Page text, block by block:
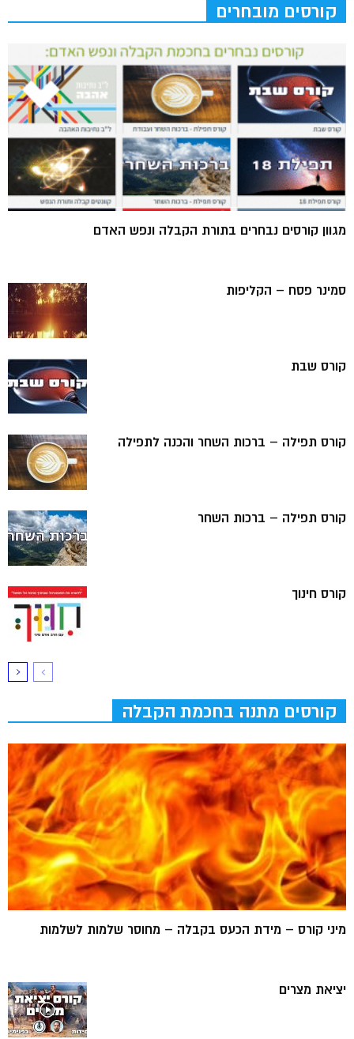
קורסים מובחרים
מגוון קורסים נבחרים בתורת הקבלה ונפש האדם
סמינר פסח – הקליפות
קורס שבת
קורס תפילה – ברכות השחר והכנה לתפילה
קורס תפילה – ברכות השחר
קורס חינוך
קורסים מתנה בחכמת הקבלה
מיני קורס – מידת הכעס בקבלה – מחוסר שלמות לשלמות
יציאת מצרים